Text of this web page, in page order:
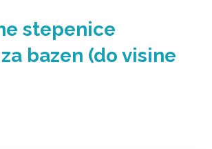
stepenice
bazen (do visine